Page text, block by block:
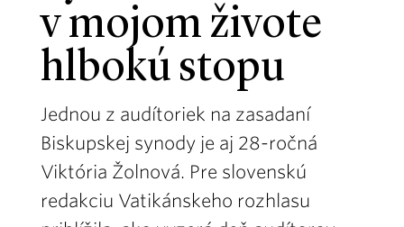
v mojom živote
hlbokú stopu
Jednou z audítoriek na zasadaní
Biskupskej synody je aj 28-ročná
Viktória Žolnová. Pre slovenskú
redakciu Vatikánskeho rozhlasu